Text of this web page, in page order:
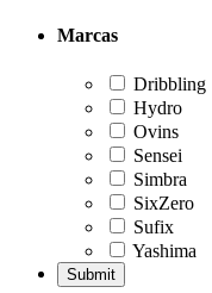
Marcas
Dribbling
Hydro
Ovins
Sensei
Simbra
SixZero
Sufix
Yashima